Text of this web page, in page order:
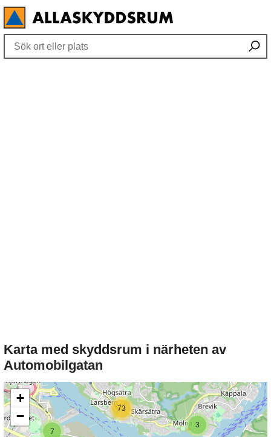
Karta med skyddsrum i närheten av
Automobilgatan
7
3
73
+
−